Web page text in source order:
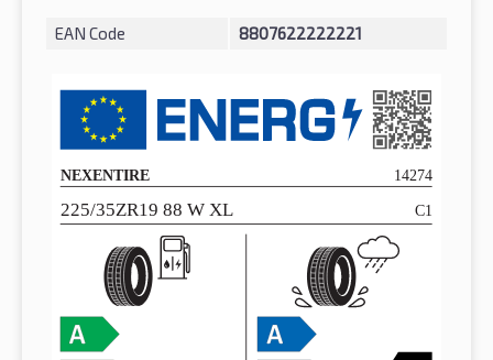
EAN Code 8807622222221